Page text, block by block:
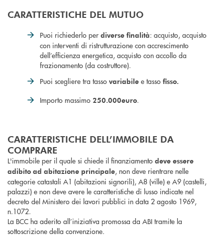
CARATTERISTICHE DEL MUTUO
Puoi richiederlo per diverse finalità: acquisto, acquisto
con interventi di ristrutturazione con accrescimento
dell’efficienza energetica, acquisto con accollo da
frazionamento (da costruttore).
Puoi scegliere tra tasso variabile e tasso fisso.
Importo massimo 250.000euro.
CARATTERISTICHE DELL’IMMOBILE DA
COMPRARE
L'immobile per il quale si chiede il finanziamento deve essere
adibito ad abitazione principale, non deve rientrare nelle
categorie catastali A1 (abitazioni signorili), A8 (ville) e A9 (castelli,
palazzi) e non deve avere le caratteristiche di lusso indicate nel
decreto del Ministero dei lavori pubblici in data 2 agosto 1969,
n.1072.
La BCC ha aderito all’iniziativa promossa da ABI tramite la
sottoscrizione della convenzione.